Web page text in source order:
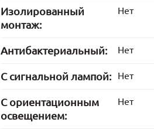
Изолированный
монтаж:
Нет
Антибактериальный: Нет
С сигнальной лампой: Нет
С ориентационным
освещением:
Нет